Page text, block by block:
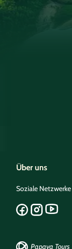
Über uns
Soziale Netzwerke
Papaya Tours